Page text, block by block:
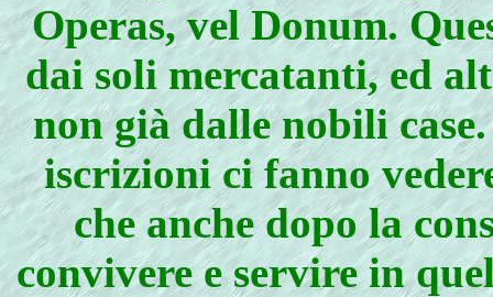
Operas, vel Donum.
dai soli mercatanti, ed
non già dalle nobili
iscrizioni ci fanno
che anche dopo la
convivere e servire in